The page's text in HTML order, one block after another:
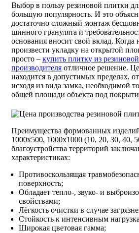
Выбор в пользу резиновой плитки
большую популярность. И это
достаточно сложный монтаж
шинного гранулята и
основания вносит свой вклад. Когда
произвести укладку на открытой
просто – купить плитку из
производителя отличное решение.
находится в допустимых пределах,
исходя из вида замка, необходимой
общей площади объекта под
Преимущества формованных
1000х500, 1000х1000 (10, 20, 30, 40,
благоустройства территорий
характеристиках:
Противоскользящая
поверхность;
Обладает тепло-, звуко- и
свойствами;
Лёгкость очистки в случае
Стойкость к интенсивным
Широкая цветовая гамма;